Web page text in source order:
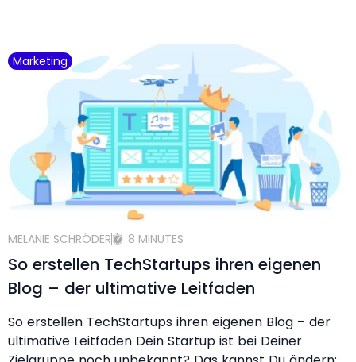
Marketing
MELANIE SCHRÖDER 8 MINUTES
So erstellen TechStartups ihren eigenen
Blog – der ultimative Leitfaden
So erstellen TechStartups ihren eigenen Blog – der
ultimative Leitfaden Dein Startup ist bei Deiner